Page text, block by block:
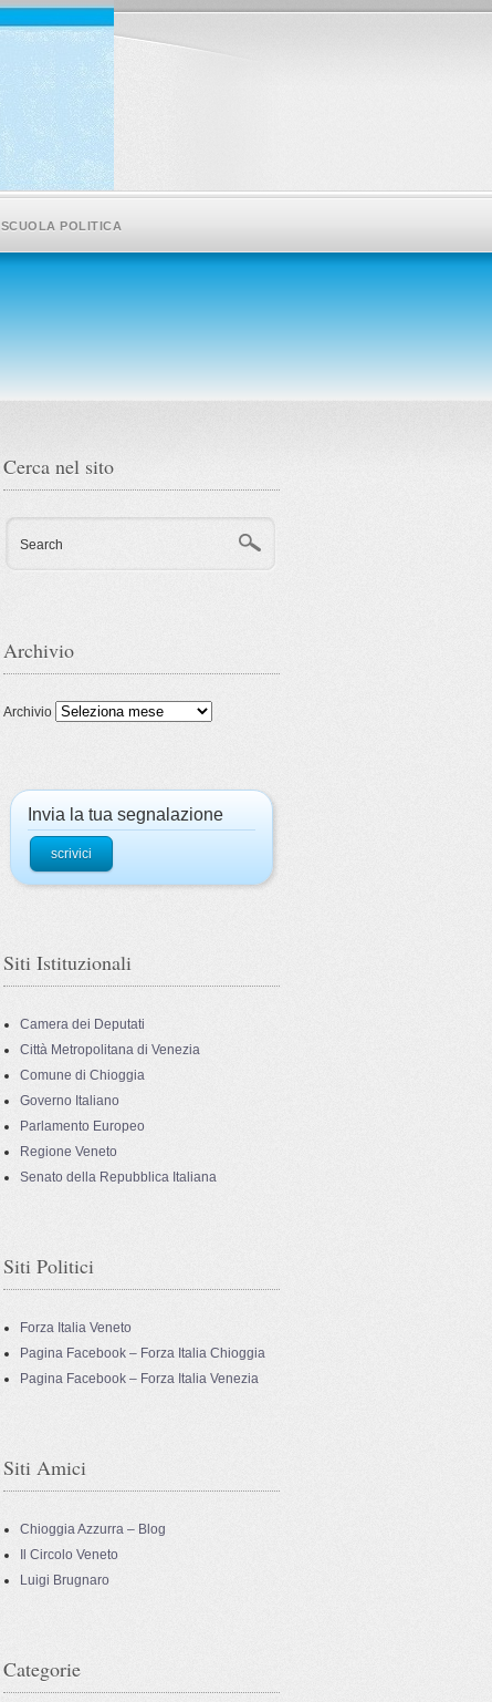
SCUOLA POLITICA
Cerca nel sito
Search
Archivio
Archivio
Invia la tua segnalazione
scrivici
Siti Istituzionali
Camera dei Deputati
Città Metropolitana di Venezia
Comune di Chioggia
Governo Italiano
Parlamento Europeo
Regione Veneto
Senato della Repubblica Italiana
Siti Politici
Forza Italia Veneto
Pagina Facebook – Forza Italia Chioggia
Pagina Facebook – Forza Italia Venezia
Siti Amici
Chioggia Azzurra – Blog
Il Circolo Veneto
Luigi Brugnaro
Categorie